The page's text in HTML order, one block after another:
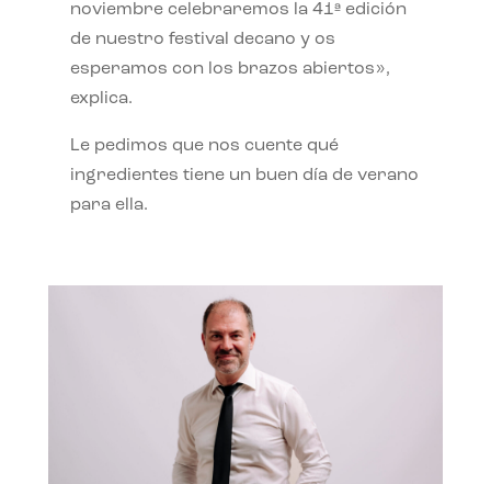
noviembre celebraremos la 41ª edición
de nuestro festival decano y os
esperamos con los brazos abiertos»,
explica.
Le pedimos que nos cuente qué
ingredientes tiene un buen día de verano
para ella.